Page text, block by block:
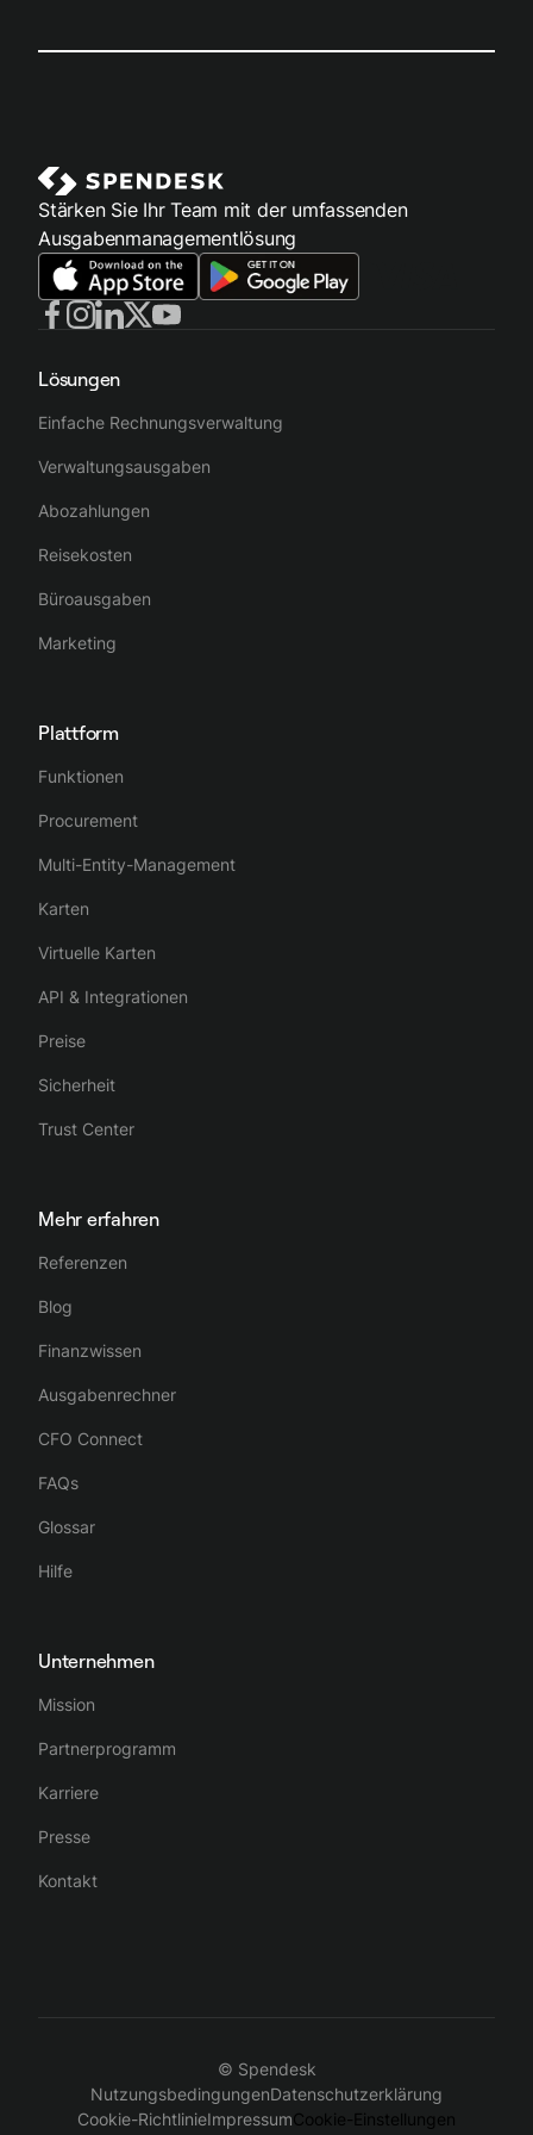
Stärken Sie Ihr Team mit der umfassenden
Ausgabenmanagementlösung
Lösungen
Einfache Rechnungsverwaltung
Verwaltungsausgaben
Abozahlungen
Reisekosten
Büroausgaben
Marketing
Plattform
Funktionen
Procurement
Multi-Entity-Management
Karten
Virtuelle Karten
API & Integrationen
Preise
Sicherheit
Trust Center
Mehr erfahren
Referenzen
Blog
Finanzwissen
Ausgabenrechner
CFO Connect
FAQs
Glossar
Hilfe
Unternehmen
Mission
Partnerprogramm
Karriere
Presse
Kontakt
© Spendesk
NutzungsbedingungenDatenschutzerklärung
Cookie-RichtlinieImpressumCookie-Einstellungen